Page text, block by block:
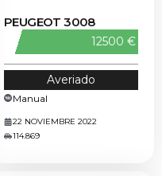
PEUGEOT 3008
12500 €
Averiado
Manual
22 NOVIEMBRE 2022
114.869